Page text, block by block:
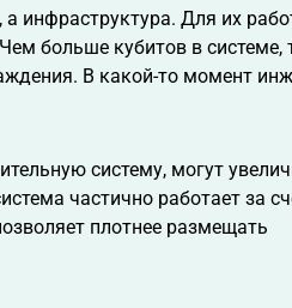
инфраструктура. Для их
больше кубитов в системе,
В какой-то момент
систему, могут
частично работает за
плотнее размещать